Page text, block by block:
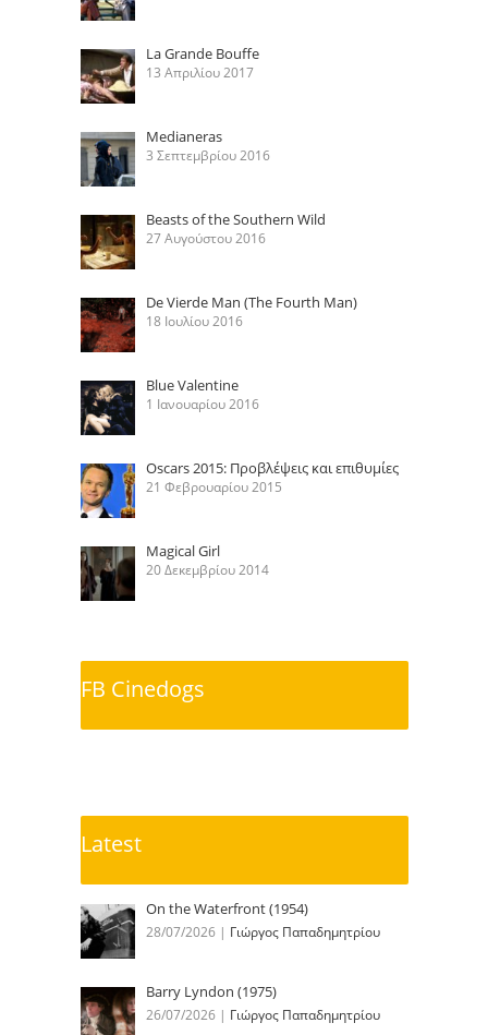
La Grande Bouffe
13 Απριλίου 2017
Medianeras
3 Σεπτεμβρίου 2016
Beasts of the Southern Wild
27 Αυγούστου 2016
De Vierde Man (The Fourth Man)
18 Ιουλίου 2016
Blue Valentine
1 Ιανουαρίου 2016
Oscars 2015: Προβλέψεις και επιθυμίες
21 Φεβρουαρίου 2015
Magical Girl
20 Δεκεμβρίου 2014
FB Cinedogs
Latest
On the Waterfront (1954)
28/07/2026 | Γιώργος Παπαδημητρίου
Barry Lyndon (1975)
26/07/2026 | Γιώργος Παπαδημητρίου